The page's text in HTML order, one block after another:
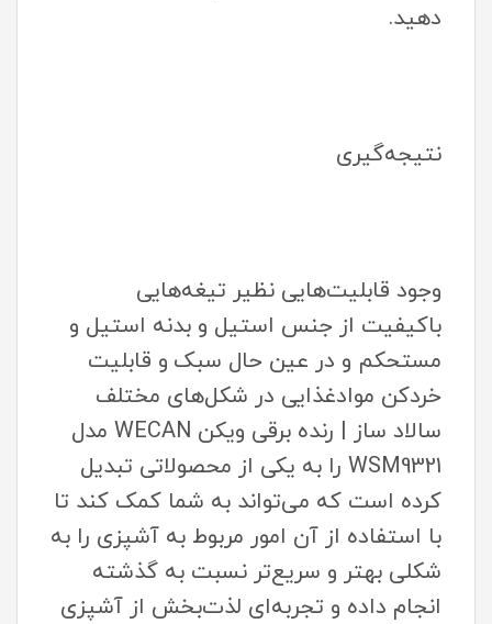
دهید.
نتیجه‌گیری
وجود قابلیت‌هایی نظیر تیغه‌هایی
با‌کیفیت از جنس استیل و بدنه استیل و
مستحکم و در عین حال سبک و قابلیت
خرد‌کن مواد‌غذایی در شکل‌های مختلف
سالاد ساز | رنده برقی ویکن WECAN مدل
WSM9321 را به یکی از محصولاتی تبدیل
کرده است که می‌تواند به شما کمک کند تا
با استفاده از آن امور مربوط به آشپزی را به
شکلی بهتر و سریع‌تر نسبت به گذشته
انجام داده و تجربه‌ای لذت‌بخش از آشپزی